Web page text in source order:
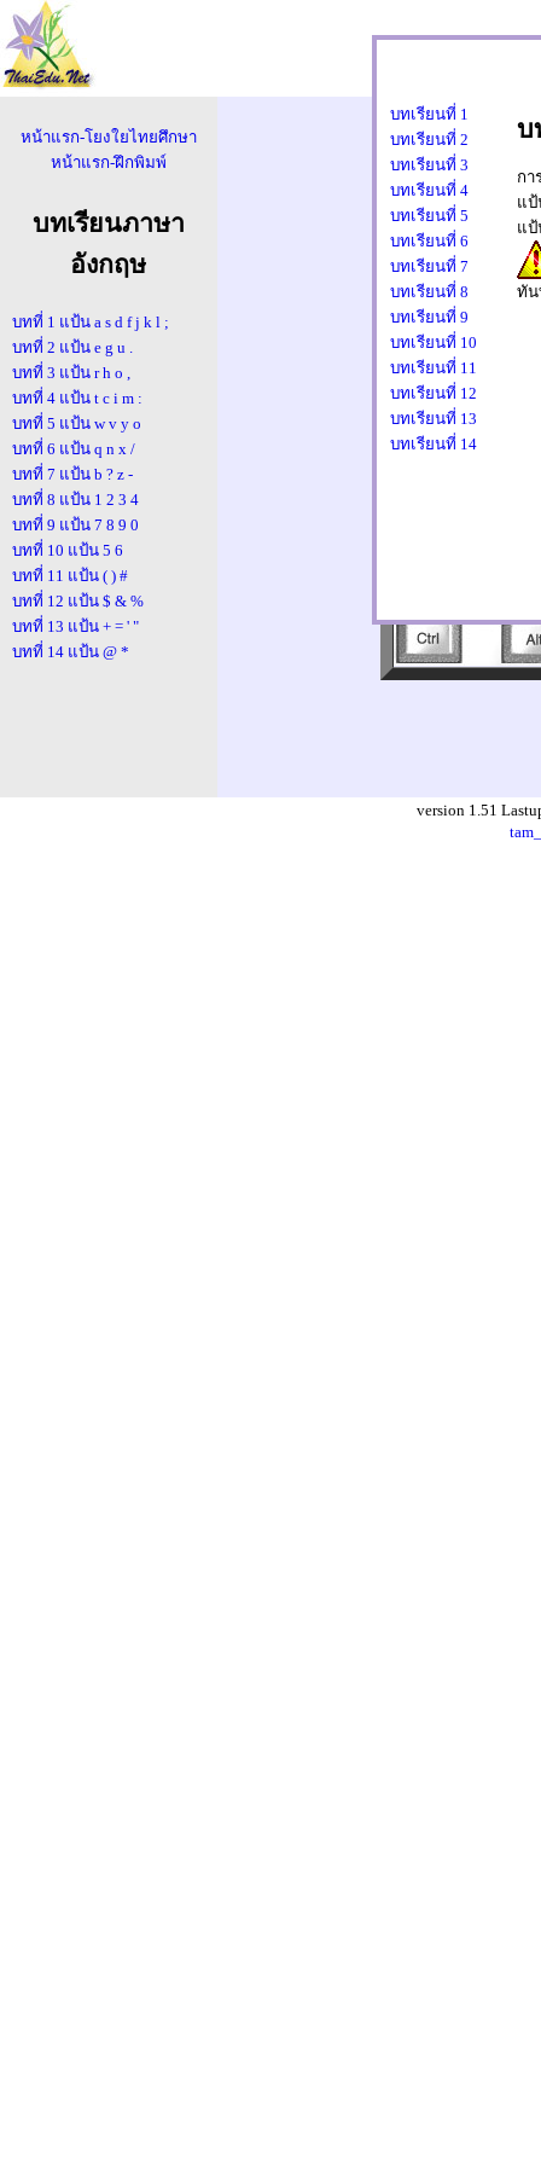
บทเรียนที่ 1
บทเรียนที่ 2
บทเรียนที่ 3
บทเรียนที่ 4
บทเรียนที่ 5
บทเรียนที่ 6
บทเรียนที่ 7
บทเรียนที่ 8
บทเรียนที่ 9
บทเรียนที่ 10
บทเรียนที่ 11
บทเรียนที่ 12
บทเรียนที่ 13
บทเรียนที่ 14
บ
กา
แ
แ
ทั
หน้าแรก-โยงใยไทยศึกษา
หน้าแรก-ฝึกพิมพ์
บทเรียนภาษา
อังกฤษ
บทที่ 1 แป้น a s d f j k l ;
บทที่ 2 แป้น e g u .
บทที่ 3 แป้น r h o ,
บทที่ 4 แป้น t c i m :
บทที่ 5 แป้น w v y o
บทที่ 6 แป้น q n x /
บทที่ 7 แป้น b ? z -
บทที่ 8 แป้น 1 2 3 4
บทที่ 9 แป้น 7 8 9 0
บทที่ 10 แป้น 5 6
บทที่ 11 แป้น ( ) #
บทที่ 12 แป้น $ & %
บทที่ 13 แป้น + = ' "
บทที่ 14 แป้น @ *
พิ
ความเร็ว 0
นาที
version 1.51